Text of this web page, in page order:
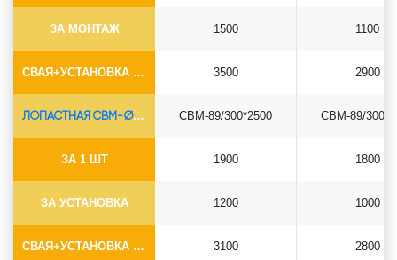
ЗА МОНТАЖ
СВАЯ+УСТАНОВКА (БЕЗ ОГОЛОВКА)
1500
3500
1100
2900
ЛОПАСТНАЯ СВМ-Ø89*6.5
ЗА 1 ШТ
ЗА УСТАНОВКА
СВАЯ+УСТАНОВКА (БЕЗ ОГОЛОВКА)
СВМ-89/300*2500
1900
1200
3100
СВМ-89/
1800
1000
2800